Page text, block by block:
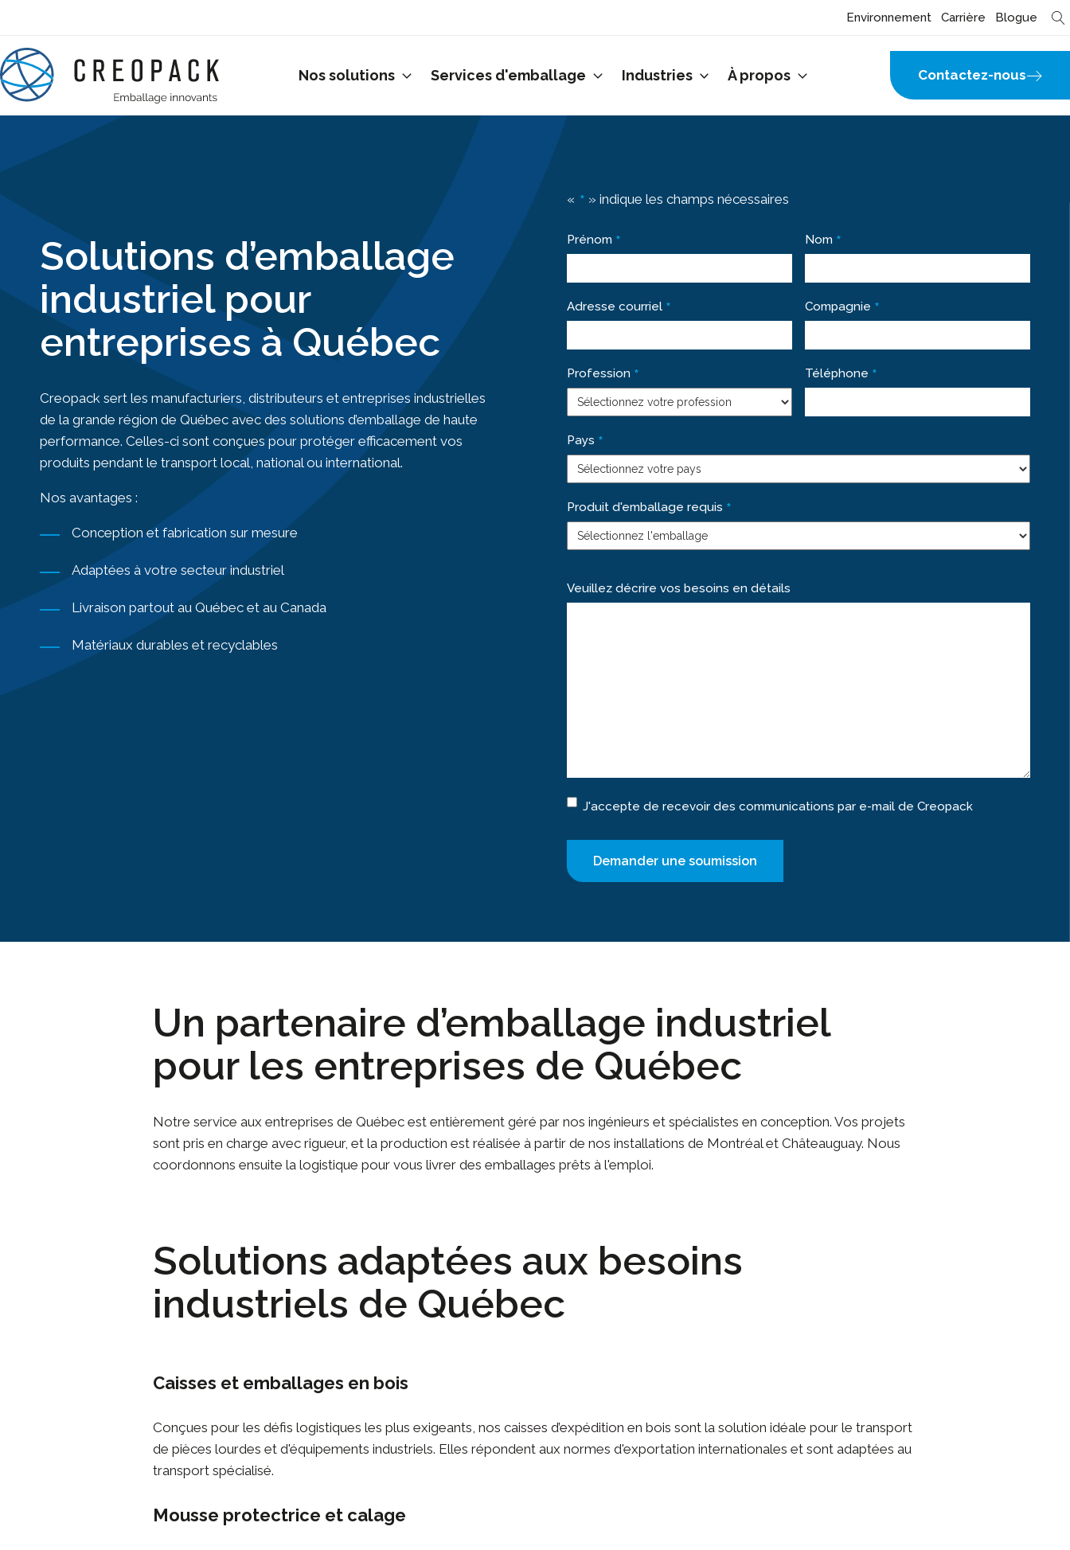
Environnement Carrière Blogue
Nos solutions Services d'emballage Industries À propos Contactez-nous
Solutions d’emballage
industriel pour
entreprises à Québec
Creopack sert les manufacturiers, distributeurs et entreprises industrielles
de la grande région de Québec avec des solutions d’emballage de haute
performance. Celles-ci sont conçues pour protéger efficacement vos
produits pendant le transport local, national ou international.
Nos avantages :
Conception et fabrication sur mesure
Adaptées à votre secteur industriel
Livraison partout au Québec et au Canada
Matériaux durables et recyclables
« * » indique les champs nécessaires
Prénom * Nom *
Adresse courriel * Compagnie *
Profession * Téléphone *
Pays *
Produit d'emballage requis *
Veuillez décrire vos besoins en détails
Consentement
J'accepte de recevoir des communications par e-mail de Creopack
Un partenaire d’emballage industriel
pour les entreprises de Québec
Notre service aux entreprises de Québec est entièrement géré par nos ingénieurs et spécialistes en conception. Vos projets
sont pris en charge avec rigueur, et la production est réalisée à partir de nos installations de Montréal et Châteauguay. Nous
coordonnons ensuite la logistique pour vous livrer des emballages prêts à l'emploi.
Solutions adaptées aux besoins
industriels de Québec
Caisses et emballages en bois
Conçues pour les défis logistiques les plus exigeants, nos caisses d’expédition en bois sont la solution idéale pour le transport
de pièces lourdes et d'équipements industriels. Elles répondent aux normes d'exportation internationales et sont adaptées au
transport spécialisé.
Mousse protectrice et calage